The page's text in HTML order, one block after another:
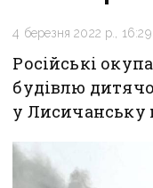
4 березня 2022 р., 16:29
Російські
будівлю
у Лисичанську